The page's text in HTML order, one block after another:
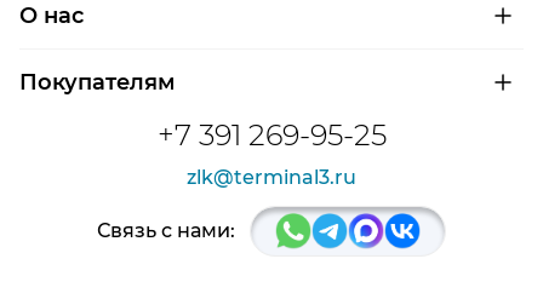
+7 391 269-95-25
zlk@terminal3.ru
О нас
Сертификаты на продукцию
Покупателям
Доставка и оплата
Расшифровка маркировки подшипников
Связь с нами: